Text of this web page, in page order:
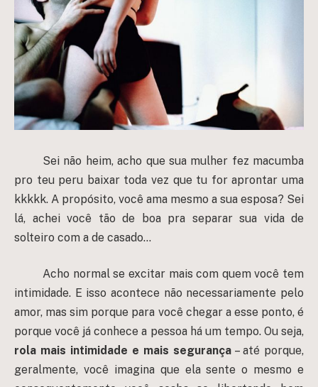
Sei não heim, acho que sua mulher fez macumba
pro teu peru baixar toda vez que tu for aprontar uma
kkkkk. A propósito, você ama mesmo a sua esposa? Sei
lá, achei você tão de boa pra separar sua vida de
solteiro com a de casado…
Acho normal se excitar mais com quem você tem
intimidade. E isso acontece não necessariamente pelo
amor, mas sim porque para você chegar a esse ponto, é
porque você já conhece a pessoa há um tempo. Ou seja,
rola mais intimidade e mais segurança – até porque,
geralmente, você imagina que ela sente o mesmo e